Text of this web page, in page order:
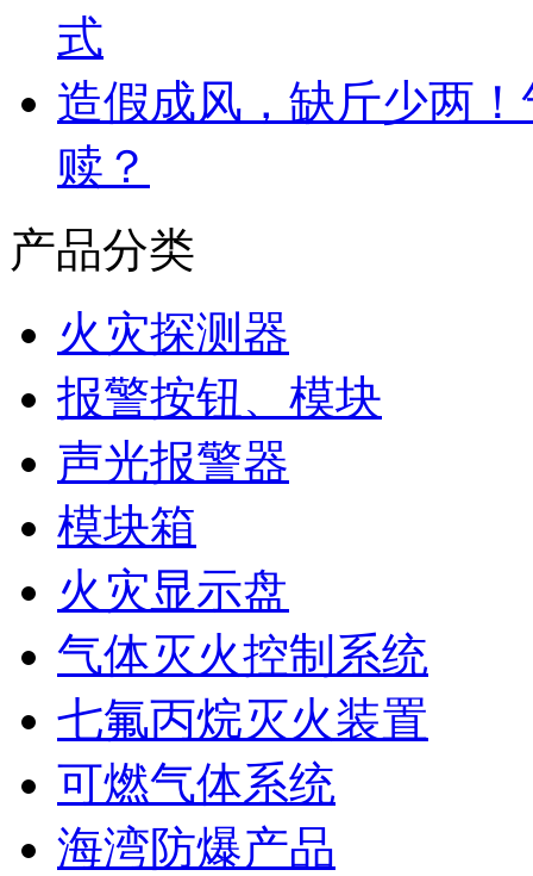
式
造假成风，缺斤少两
赎？
产品分类
火灾探测器
报警按钮、模块
声光报警器
模块箱
火灾显示盘
气体灭火控制系统
七氟丙烷灭火装置
可燃气体系统
海湾防爆产品